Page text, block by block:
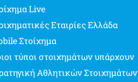
Live
Εταιρίες Ελλάδα
Στοίχημα
τύποι στοιχημάτων υπάρχουν
Αθλητικών Στοιχημάτων